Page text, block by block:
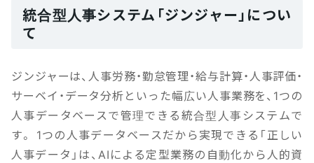
統合型人事システム「ジンジャー」につい
て
ジンジャーは、人事労務・勤怠管理・給与計算・人事評価・
サーベイ・データ分析といった幅広い人事業務を、1つの
人事データベースで管理できる統合型人事システムで
す。 1つの人事データベースだから実現できる「正しい
人事データ」は、AIによる定型業務の自動化から人的資